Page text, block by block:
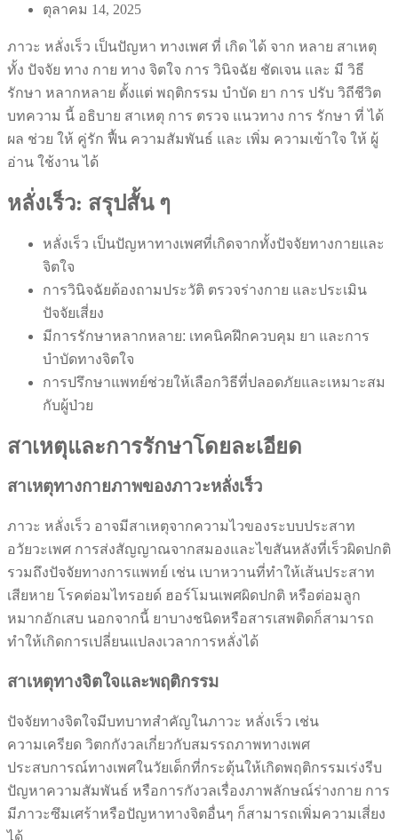
ตุลาคม 14, 2025
ภาวะ หลั่งเร็ว เป็นปัญหา ทางเพศ ที่ เกิด ได้ จาก หลาย สาเหตุ
ทั้ง ปัจจัย ทาง กาย ทาง จิตใจ การ วินิจฉัย ชัดเจน และ มี วิธี
รักษา หลากหลาย ตั้งแต่ พฤติกรรม บำบัด ยา การ ปรับ วิถีชีวิต
บทความ นี้ อธิบาย สาเหตุ การ ตรวจ แนวทาง การ รักษา ที่ ได้
ผล ช่วย ให้ คู่รัก ฟื้น ความสัมพันธ์ และ เพิ่ม ความเข้าใจ ให้ ผู้
อ่าน ใช้งาน ได้
หลั่งเร็ว: สรุปสั้น ๆ
หลั่งเร็ว เป็นปัญหาทางเพศที่เกิดจากทั้งปัจจัยทางกายและ
จิตใจ
การวินิจฉัยต้องถามประวัติ ตรวจร่างกาย และประเมิน
ปัจจัยเสี่ยง
มีการรักษาหลากหลาย: เทคนิคฝึกควบคุม ยา และการ
บำบัดทางจิตใจ
การปรึกษาแพทย์ช่วยให้เลือกวิธีที่ปลอดภัยและเหมาะสม
กับผู้ป่วย
สาเหตุและการรักษาโดยละเอียด
สาเหตุทางกายภาพของภาวะหลั่งเร็ว
ภาวะ หลั่งเร็ว อาจมีสาเหตุจากความไวของระบบประสาท
อวัยวะเพศ การส่งสัญญาณจากสมองและไขสันหลังที่เร็วผิดปกติ
รวมถึงปัจจัยทางการแพทย์ เช่น เบาหวานที่ทำให้เส้นประสาท
เสียหาย โรคต่อมไทรอยด์ ฮอร์โมนเพศผิดปกติ หรือต่อมลูก
หมากอักเสบ นอกจากนี้ ยาบางชนิดหรือสารเสพติดก็สามารถ
ทำให้เกิดการเปลี่ยนแปลงเวลาการหลั่งได้
สาเหตุทางจิตใจและพฤติกรรม
ปัจจัยทางจิตใจมีบทบาทสำคัญในภาวะ หลั่งเร็ว เช่น
ความเครียด วิตกกังวลเกี่ยวกับสมรรถภาพทางเพศ
ประสบการณ์ทางเพศในวัยเด็กที่กระตุ้นให้เกิดพฤติกรรมเร่งรีบ
ปัญหาความสัมพันธ์ หรือการกังวลเรื่องภาพลักษณ์ร่างกาย การ
มีภาวะซึมเศร้าหรือปัญหาทางจิตอื่นๆ ก็สามารถเพิ่มความเสี่ยง
ได้